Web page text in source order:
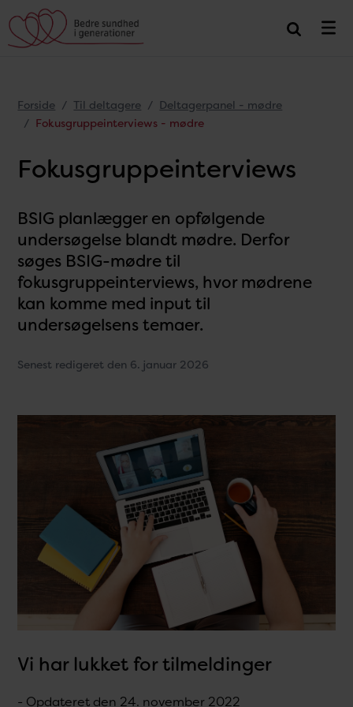
Forside Til deltagere
Deltagerpanel - mødre
Fokusgruppeinterviews - mødre
Fokusgruppeinterviews
BSIG planlægger en opfølgende
undersøgelse blandt mødre. Derfor
søges BSIG-mødre til
fokusgruppeinterviews, hvor mødrene
kan komme med input til
undersøgelsens temaer.
Senest redigeret den 6. januar 2026
Vi har lukket for tilmeldinger
- Opdateret den 24. november 2022